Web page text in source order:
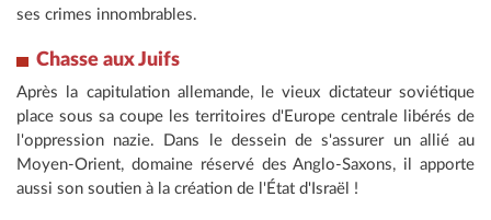
ses crimes innombrables.
Chasse aux Juifs
Après la capitulation allemande, le vieux dictateur soviétique
place sous sa coupe les territoires d'Europe centrale libérés de
l'oppression nazie. Dans le dessein de s'assurer un allié au
Moyen-Orient, domaine réservé des Anglo-Saxons, il apporte
aussi son soutien à la création de l'État d'Israël !